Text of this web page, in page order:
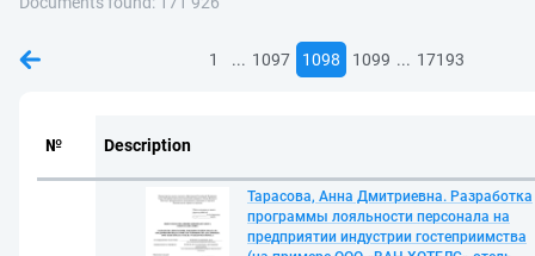
1 ... 1097 1098 1099 ... 17193
№ Description
Тарасова, Анна Дмитриевна. Разработка
программы лояльности персонала на
предприятии индустрии гостеприимства